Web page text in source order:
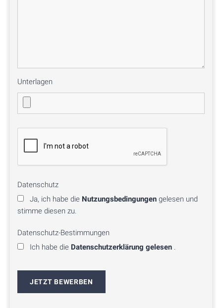
Unterlagen
Datenschutz
Ja, ich habe die Nutzungsbedingungen gelesen und
stimme diesen zu.
Datenschutz-Bestimmungen
Ich habe die Datenschutzerklärung gelesen .